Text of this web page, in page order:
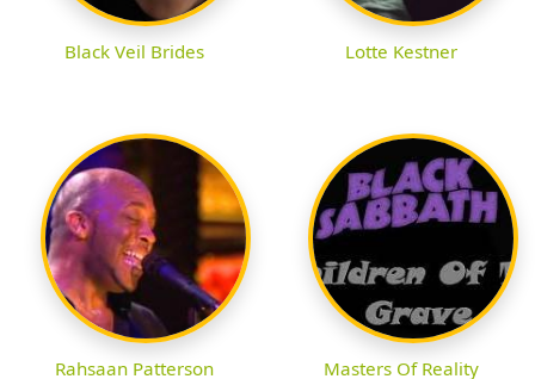
Black Veil Brides Lotte Kestner
Rahsaan Patterson Masters Of Reality